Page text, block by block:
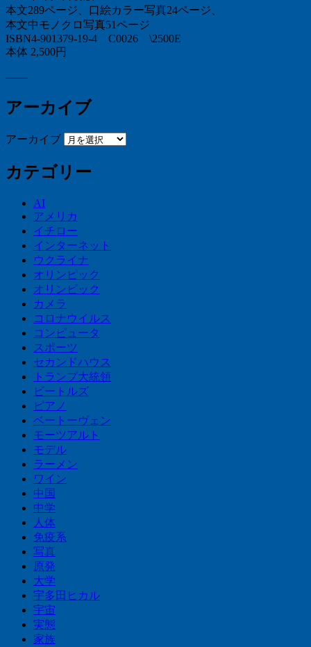
本文289ページ、口絵カラー写真24ページ、
本文中モノクロ写真51ページ
ISBN4-901379-19-4 C0026 \2500E
本体 2,500円
——
アーカイブ
アーカイブ
カテゴリー
AI
アメリカ
イチロー
インターネット
ウクライナ
オリンピック
オリンピック
カメラ
コロナウイルス
コンピュータ
スポーツ
セカンドハウス
トランプ大統領
ビートルズ
ピアノ
ベートーヴェン
モーツアルト
モデル
ラーメン
ワイン
中国
中学
人体
免疫系
写真
原発
大学
宇多田ヒカル
宇宙
実態
家族